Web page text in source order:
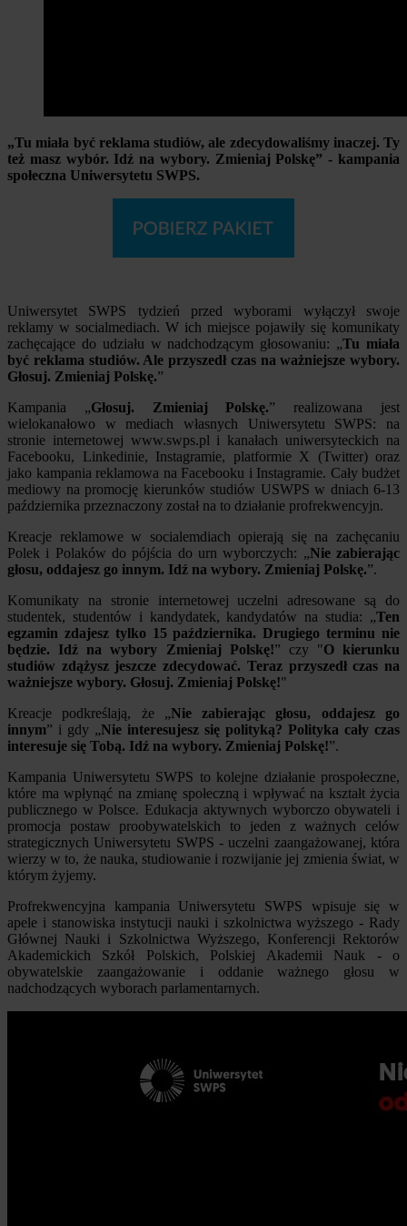
„Tu miała być reklama studiów, ale zdecydowaliśmy inaczej. Ty
też masz wybór. Idź na wybory. Zmieniaj Polskę” - kampania
społeczna Uniwersytetu SWPS.
Uniwersytet SWPS tydzień przed wyborami wyłączył swoje
reklamy w socialmediach. W ich miejsce pojawiły się komunikaty
zachęcające do udziału w nadchodzącym głosowaniu: „Tu miała
być reklama studiów. Ale przyszedł czas na ważniejsze wybory.
Głosuj. Zmieniaj Polskę.”
Kampania „Głosuj. Zmieniaj Polskę.” realizowana jest
wielokanałowo w mediach własnych Uniwersytetu SWPS: na
stronie internetowej www.swps.pl i kanałach uniwersyteckich na
Facebooku, Linkedinie, Instagramie, platformie X (Twitter) oraz
jako kampania reklamowa na Facebooku i Instagramie. Cały budżet
mediowy na promocję kierunków studiów USWPS w dniach 6-13
października przeznaczony został na to działanie profrekwencyjn.
Kreacje reklamowe w socialemdiach opierają się na zachęcaniu
Polek i Polaków do pójścia do urn wyborczych: „Nie zabierając
głosu, oddajesz go innym. Idź na wybory. Zmieniaj Polskę.”.
Komunikaty na stronie internetowej uczelni adresowane są do
studentek, studentów i kandydatek, kandydatów na studia: „Ten
egzamin zdajesz tylko 15 października. Drugiego terminu nie
będzie. Idź na wybory Zmieniaj Polskę!” czy "O kierunku
studiów zdążysz jeszcze zdecydować. Teraz przyszedł czas na
ważniejsze wybory. Głosuj. Zmieniaj Polskę!"
Kreacje podkreślają, że „Nie zabierając głosu, oddajesz go
innym” i gdy „Nie interesujesz się polityką? Polityka cały czas
interesuje się Tobą. Idź na wybory. Zmieniaj Polskę!”.
Kampania Uniwersytetu SWPS to kolejne działanie prospołeczne,
które ma wpłynąć na zmianę społeczną i wpływać na kształt życia
publicznego w Polsce. Edukacja aktywnych wyborczo obywateli i
promocja postaw proobywatelskich to jeden z ważnych celów
strategicznych Uniwersytetu SWPS - uczelni zaangażowanej, która
wierzy w to, że nauka, studiowanie i rozwijanie jej zmienia świat, w
którym żyjemy.
Profrekwencyjna kampania Uniwersytetu SWPS wpisuje się w
apele i stanowiska instytucji nauki i szkolnictwa wyższego - Rady
Głównej Nauki i Szkolnictwa Wyższego, Konferencji Rektorów
Akademickich Szkół Polskich, Polskiej Akademii Nauk - o
obywatelskie zaangażowanie i oddanie ważnego głosu w
nadchodzących wyborach parlamentarnych.